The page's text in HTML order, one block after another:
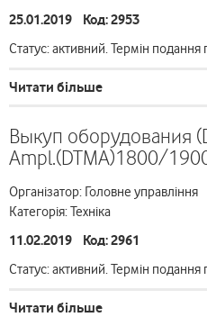
25.01.2019 Код: 2953
Статус: активний. Термін подання
Читати більше
Выкуп оборудования
Ampl.(DTMA)1800/
Організатор: Головне управління
Категорія: Техніка
11.02.2019 Код: 2961
Статус: активний. Термін подання
Читати більше